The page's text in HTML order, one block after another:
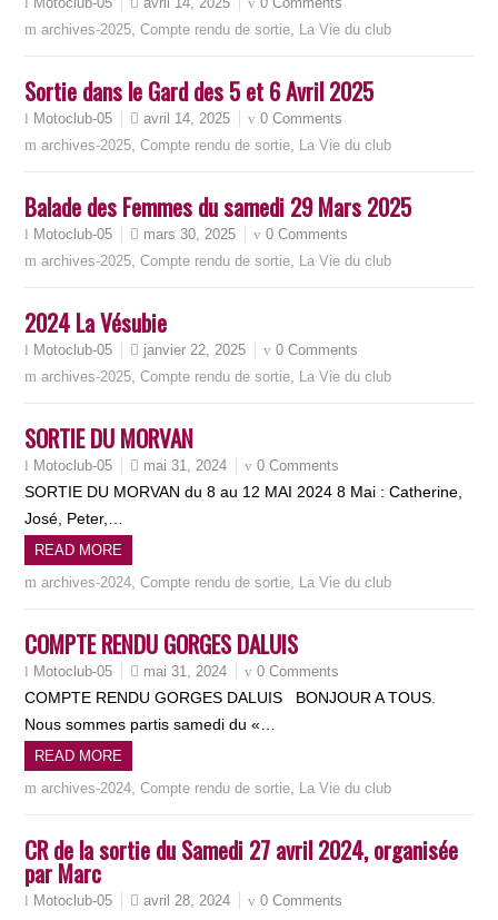
Motoclub-05
archives-2025 ,Compte rendu de sortie La Vie du club
Sortie dans le Gard des 5 et 6 Avril 2025
Motoclub-05 avril 14, 2025
0 Comments
archives-2025 ,Compte rendu de sortie La Vie du club
Balade des Femmes du samedi 29 Mars 2025
Motoclub-05 mars 30, 2025
0 Comments
archives-2025 ,Compte rendu de sortie La Vie du club
2024 La Vésubie
Motoclub-05 janvier 22, 2025
0 Comments
archives-2025 ,Compte rendu de sortie La Vie du club
SORTIE DU MORVAN
Motoclub-05 mai 31, 2024 0 Comments
SORTIE DU MORVAN du 8 au 12 MAI 2024 8 Mai : Catherine,
José, Peter,…
READ MORE
archives-2024 ,Compte rendu de sortie La Vie du club
COMPTE RENDU GORGES DALUIS
Motoclub-05 mai 31, 2024 0 Comments
COMPTE RENDU GORGES DALUIS BONJOUR A TOUS.
Nous sommes partis samedi du «…
READ MORE
archives-2024 ,Compte rendu de sortie La Vie du club
CR de la sortie du Samedi 27 avril 2024, organisée
par Marc
Motoclub-05 avril 28, 2024 0 Comments